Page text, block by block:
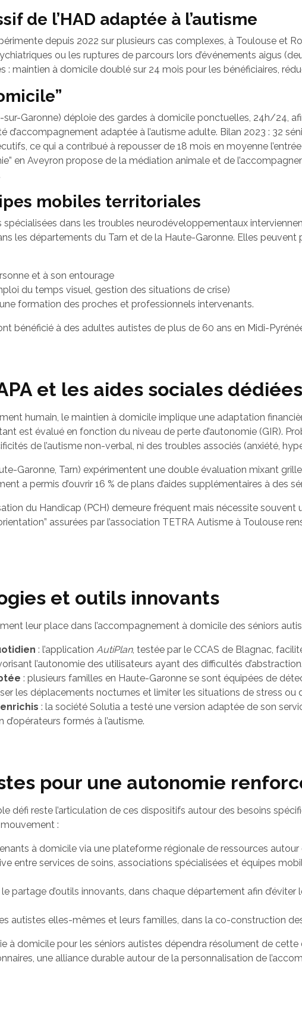
de l’HAD adaptée à l’autisme
depuis 2022 sur plusieurs cas complexes, à Toulouse et
ou les ruptures de parcours lors d’événements aigus
: maintien à domicile doublé sur 24 mois pour les bénéficiaires,
sur-Garonne) déploie des gardes à domicile ponctuelles, 24h/24,
adaptée à l’autisme adulte. Bilan 2023 : 32
ce qui a contribué à repousser de 18 mois en moyenne
en Aveyron propose de la médiation animale et de
mobiles territoriales
spécialisées dans les troubles neurodéveloppementaux
les départements du Tarn et de la Haute-Garonne. Elles peuvent
et à son entourage
du temps visuel, gestion des situations de crise)
formation des proches et professionnels intervenants.
bénéficié à des adultes autistes de plus de 60 ans en Midi-
et les aides sociales dédiées
humain, le maintien à domicile implique une adaptation
est évalué en fonction du niveau de perte d’autonomie (GIR).
de l’autisme non-verbal, ni des troubles associés (anxiété,
Garonne, Tarn) expérimentent une double évaluation mixant
a permis d’ouvrir 16 % de plans d’aides supplémentaires à des
du Handicap (PCH) demeure fréquent mais nécessite
assurées par l’association TETRA Autisme à Toulouse
et outils innovants
leur place dans l’accompagnement à domicile des séniors
: l’application AutiPlan, testée par le CCAS de Blagnac,
l’autonomie des utilisateurs ayant des difficultés d’abstraction.
: plusieurs familles en Haute-Garonne se sont équipées de
les déplacements nocturnes et limiter les situations de stress ou
: la société Solutia a testé une version adaptée de son
formés à l’autisme.
pour une autonomie
défi reste l’articulation de ces dispositifs autour des besoins
:
à domicile via une plateforme régionale de ressources autour
entre services de soins, associations spécialisées et équipes
partage d’outils innovants, dans chaque département afin
autistes elles-mêmes et leurs familles, dans la co-construction
à domicile pour les séniors autistes dépendra résolument de
une alliance durable autour de la personnalisation de